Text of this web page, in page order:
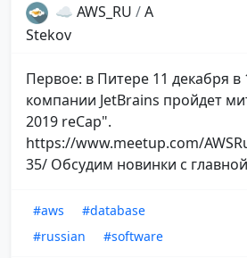
☁️ AWS_RU /A
Stekov
Первое: в Питере 11 декабря в
компании JetBrains пройдет
2019 reCap".
https://www.meetup.com/
35/ Обсудим новинки с
#aws
#database
#russian
#software